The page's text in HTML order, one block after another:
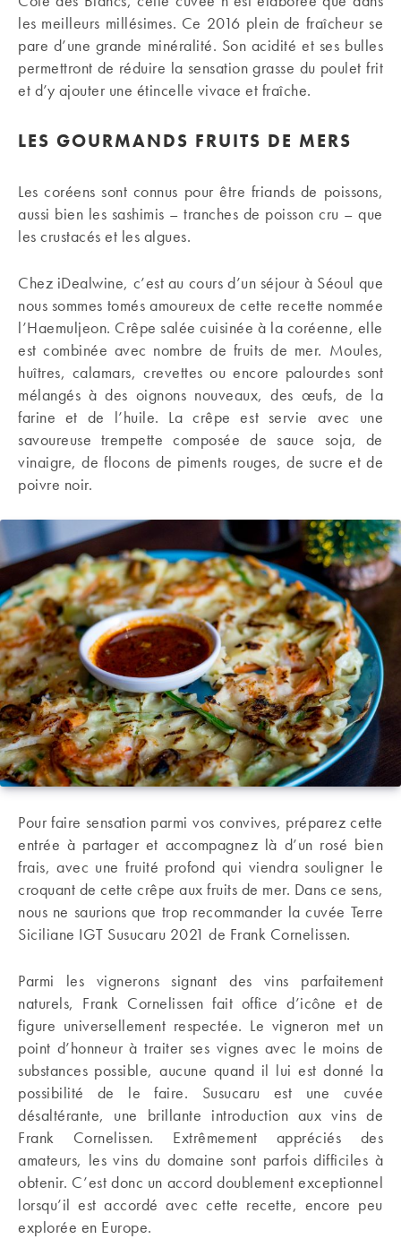
les meilleurs millésimes. Ce 2016 plein de fraîcheur se
pare d’une grande minéralité. Son acidité et ses bulles
permettront de réduire la sensation grasse du poulet frit
et d’y ajouter une étincelle vivace et fraîche.
LES GOURMANDS FRUITS DE MERS
Les coréens sont connus pour être friands de poissons,
aussi bien les sashimis – tranches de poisson cru – que
les crustacés et les algues.
Chez iDealwine, c’est au cours d’un séjour à Séoul que
nous sommes tomés amoureux de cette recette nommée
l’Haemuljeon. Crêpe salée cuisinée à la coréenne, elle
est combinée avec nombre de fruits de mer. Moules,
huîtres, calamars, crevettes ou encore palourdes sont
mélangés à des oignons nouveaux, des œufs, de la
farine et de l’huile. La crêpe est servie avec une
savoureuse trempette composée de sauce soja, de
vinaigre, de flocons de piments rouges, de sucre et de
poivre noir.
Pour faire sensation parmi vos convives, préparez cette
entrée à partager et accompagnez là d’un rosé bien
frais, avec une fruité profond qui viendra souligner le
croquant de cette crêpe aux fruits de mer. Dans ce sens,
nous ne saurions que trop recommander la cuvée Terre
Siciliane IGT Susucaru 2021 de Frank Cornelissen.
Parmi les vignerons signant des vins parfaitement
naturels, Frank Cornelissen fait office d’icône et de
figure universellement respectée. Le vigneron met un
point d’honneur à traiter ses vignes avec le moins de
substances possible, aucune quand il lui est donné la
possibilité de le faire. Susucaru est une cuvée
désaltérante, une brillante introduction aux vins de
Frank Cornelissen. Extrêmement appréciés des
amateurs, les vins du domaine sont parfois difficiles à
obtenir. C’est donc un accord doublement exceptionnel
lorsqu’il est accordé avec cette recette, encore peu
explorée en Europe.